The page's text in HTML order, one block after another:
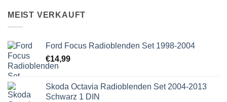
MEIST VERKAUFT
Ford Focus Radioblenden Set 1998-2004
€14,99
Skoda Octavia Radioblenden Set 2004-2013
Schwarz 1 DIN